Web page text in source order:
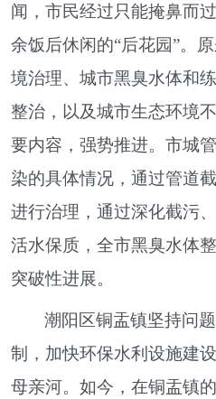
闻，市民经过只能掩鼻而
余饭后休闲的“后花园”。
境治理、城市黑臭水体和
整治，以及城市生态环境
要内容，强势推进。市城
染的具体情况，通过管道
进行治理，通过深化截污
活水保质，全市黑臭水体
突破性进展。
潮阳区铜盂镇坚持问
制，加快环保水利设施建
母亲河。如今，在铜盂镇